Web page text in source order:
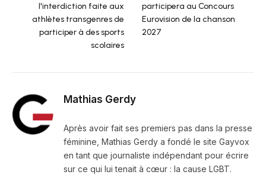
l'interdiction faite aux
athlètes transgenres de
participer à des sports
scolaires
participera au Concours
Eurovision de la chanson
2027
Mathias Gerdy
Après avoir fait ses premiers pas dans la presse
féminine, Mathias Gerdy a fondé le site Gayvox
en tant que journaliste indépendant pour écrire
sur ce qui lui tenait à cœur : la cause LGBT.